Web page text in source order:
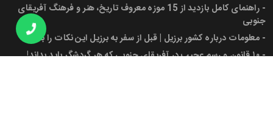
-
راهنمای کامل بازدید از 15 موزه معروف تاریخ، هنر و فرهنگ آفریقای
جنوبی
- معلومات درباره کشور برزیل | قبل از سفر به برزیل این نکات را بدانید!
-۱۰ قانون و رسم عجیب در آفریقای جنوبی که هر گردشگر باید بداند!